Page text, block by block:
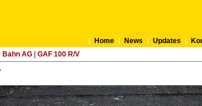
Home News Updates
Bahn AG| GAF 100 R/V